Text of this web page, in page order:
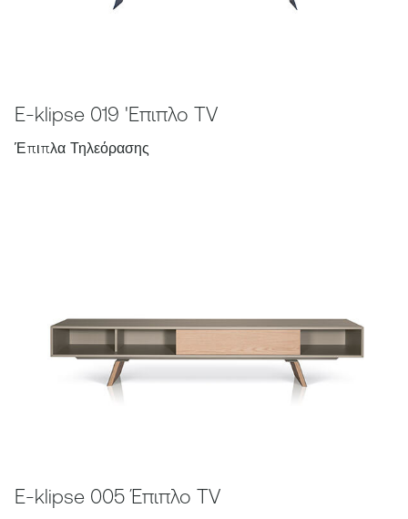
E-klipse 019 'Επιπλο TV
Έπιπλα Τηλεόρασης
E-klipse 005 Έπιπλο TV